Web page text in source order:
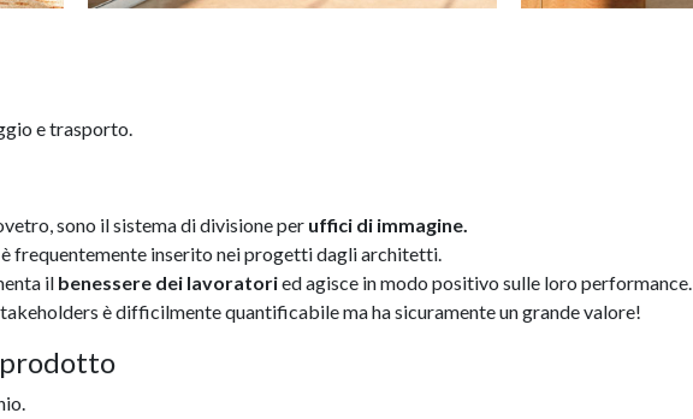
e trasporto.
sono il sistema di divisione per uffici di immagine.
frequentemente inserito nei progetti dagli architetti.
il benessere dei lavoratoried agisce in modo positivo sulle loro performance.
è difficilmente quantificabile ma ha sicuramente un grande valore!